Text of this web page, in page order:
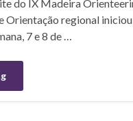
do IX Madeira
Orientação regional
7 e 8 de …